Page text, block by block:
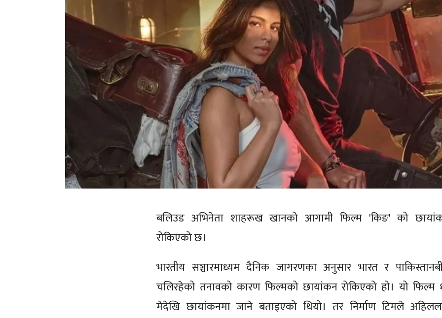
बलिउड अभिनेता शाहरूख खानको आगामी फिल्म 'किङ' को
रोकिएको छ।
भारतीय सञ्चारमाध्यम दैनिक जागरणका अनुसार भारत र
चलिरहेको तनावको कारण फिल्मको छायांकन रोकिएको हो। यो फिल्म
मेदेखि छायांकनमा जाने बताइएको थियो। तर निर्माण टिमले